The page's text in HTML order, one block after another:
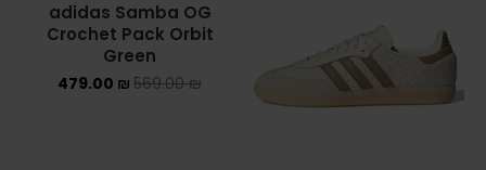
סנן לפי מחיר
adidas Samba OG
Crochet Pack Orbit
Green
569.00₪
479.00 ₪